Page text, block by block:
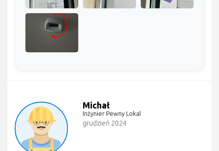
Michał
Inżynier Pewny Lokal
grudzień 2024